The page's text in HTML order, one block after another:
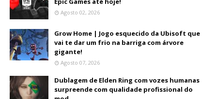
Agosto 02, 2026
Grow Home | Jogo esquecido da Ubisoft que
vai te dar um frio na barriga com árvore
gigante!
Agosto 07, 2026
Dublagem de Elden Ring com vozes humanas
surpreende com qualidade profissional do